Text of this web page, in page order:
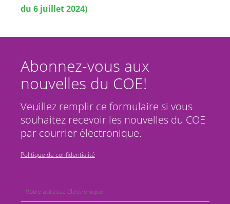
du 6 juillet 2024)
Abonnez-vous aux
nouvelles du COE!
Veuillez remplir ce formulaire si vous
souhaitez recevoir les nouvelles du COE
par courrier électronique.
Politique de confidentialité